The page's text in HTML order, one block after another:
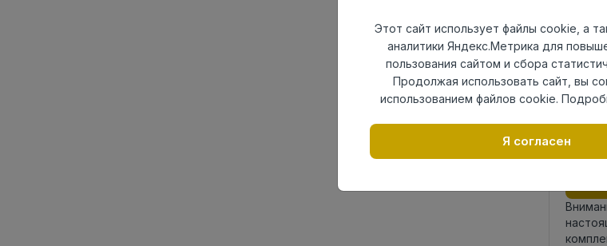
Толщина
Страна
Номер
Этот сайт использует файлы cookie, а
аналитики Яндекс.Метрика для
пользования сайтом и сбора
Продолжая использовать сайт, вы
использованием файлов cookie.
Я согласен